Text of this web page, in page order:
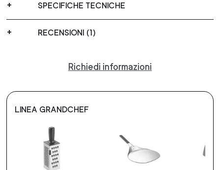
SPECIFICHE TECNICHE
RECENSIONI (1)
Richiedi informazioni
LINEA GRANDCHEF